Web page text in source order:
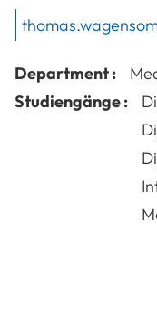
Department :
Studiengänge :